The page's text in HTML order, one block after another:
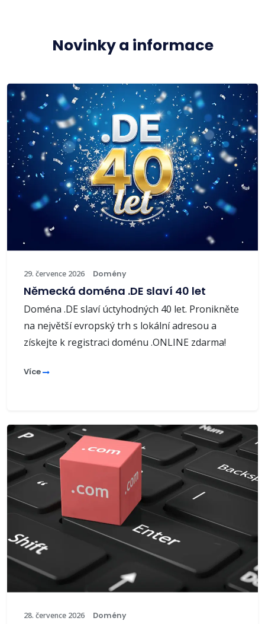
Novinky a informace
29. července 2026 Domény
Německá doména .DE slaví 40 let
Doména .DE slaví úctyhodných 40 let. Pronikněte
na největší evropský trh s lokální adresou a
získejte k registraci doménu .ONLINE zdarma!
Více
28. července 2026 Domény